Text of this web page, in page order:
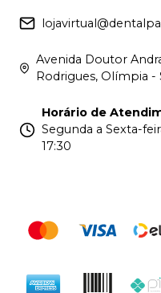
Avenida Doutor
Rodrigues, Olímpia -
Horário de
Segunda a Sexta-
17:30